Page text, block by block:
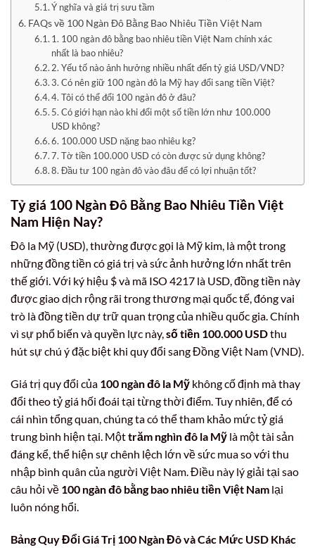
Ý nghĩa và giá trị sưu tầm
FAQs về 100 Ngàn Đô Bằng Bao Nhiêu Tiền Việt Nam
1. 100 ngàn đô bằng bao nhiêu tiền Việt Nam chính xác
nhất là bao nhiêu?
2. Yếu tố nào ảnh hưởng nhiều nhất đến tỷ giá USD/VND?
3. Có nên giữ 100 ngàn đô la Mỹ hay đổi sang tiền Việt?
4. Tôi có thể đổi 100 ngàn đô ở đâu?
5. Có giới hạn nào khi đổi một số tiền lớn như 100.000
USD không?
6. 100.000 USD nặng bao nhiêu kg?
7. Tờ tiền 100.000 USD có còn được sử dụng không?
8. Đầu tư 100 ngàn đô vào đâu để có lợi nhuận tốt?
Tỷ giá 100 Ngàn Đô Bằng Bao Nhiêu Tiền Việt
Nam Hiện Nay?
Đô la Mỹ (USD), thường được gọi là Mỹ kim, là một trong
những đồng tiền có giá trị và sức ảnh hưởng lớn nhất trên
thế giới. Với ký hiệu $ và mã ISO 4217 là USD, đồng tiền này
được giao dịch rộng rãi trong thương mại quốc tế, đóng vai
trò là đồng tiền dự trữ quan trọng của nhiều quốc gia. Chính
vì sự phổ biến và quyền lực này,số tiền 100.000 USDthu
hút sự chú ý đặc biệt khi quy đổi sang Đồng Việt Nam (VND).
Giá trị quy đổi của 100 ngàn đô la Mỹ không cố định mà thay
đổi theo tỷ giá hối đoái tại từng thời điểm. Tuy nhiên, để có
cái nhìn tổng quan, chúng ta có thể tham khảo mức tỷ giá
trung bình hiện tại. Mộttrăm nghìn đô la Mỹ là một tài sản
đáng kể, thể hiện sự chênh lệch lớn về sức mua so với thu
nhập bình quân của người Việt Nam. Điều này lý giải tại sao
câu hỏi về 100 ngàn đô bằng bao nhiêu tiền Việt Nam lại
luôn nóng hổi.
Bảng Quy Đổi Giá Trị 100 Ngàn Đô và Các Mức USD Khác